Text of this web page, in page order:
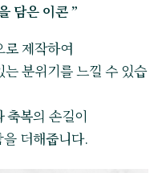
담은 이콘 ”
로 제작하여
분위기를 느낄 수 있습
축복의 손길이
더해줍니다.